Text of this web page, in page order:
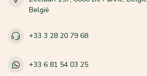
België
+33 3 28 20 79 68
+33 6 81 54 03 25